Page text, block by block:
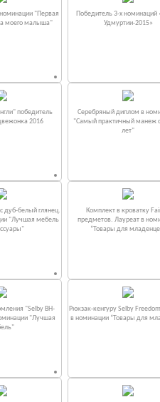
"Первая
моего малыша"
Победитель 3-х номинаций
Удмуртии-2015»
победитель
2016
Серебряный диплом в
"Самый практичный манеж
лет"
дуб-белый глянец.
"Лучшая мебель
Комплект в кроватку
предметов. Лауреат в
“Товары для
"Selby BH-
"Лучшая
Рюкзак-кенгуру Selby
в номинации “Товары для